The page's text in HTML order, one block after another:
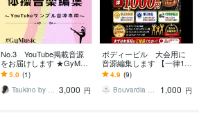
No.3 YouTube掲載音源
をお届けします ★GyMusi
c掲載の編集済み曲をお使
いになりたい方向けです
5.0 (1)
Tsukino by GyMusic 3,000 円
ボディービル 大会用に
音源編集します 【一律1,0
00円 CD込み！】修正無制
限！！
4.9 (9)
Bouvardia music
1,000 円